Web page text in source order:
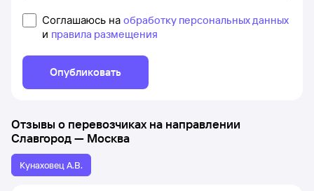
Соглашаюсь на обработку персональных данных
и правила размещения
Опубликовать
Отзывы о перевозчиках на направлении
Славгород— Москва
Кунаховец А.В.